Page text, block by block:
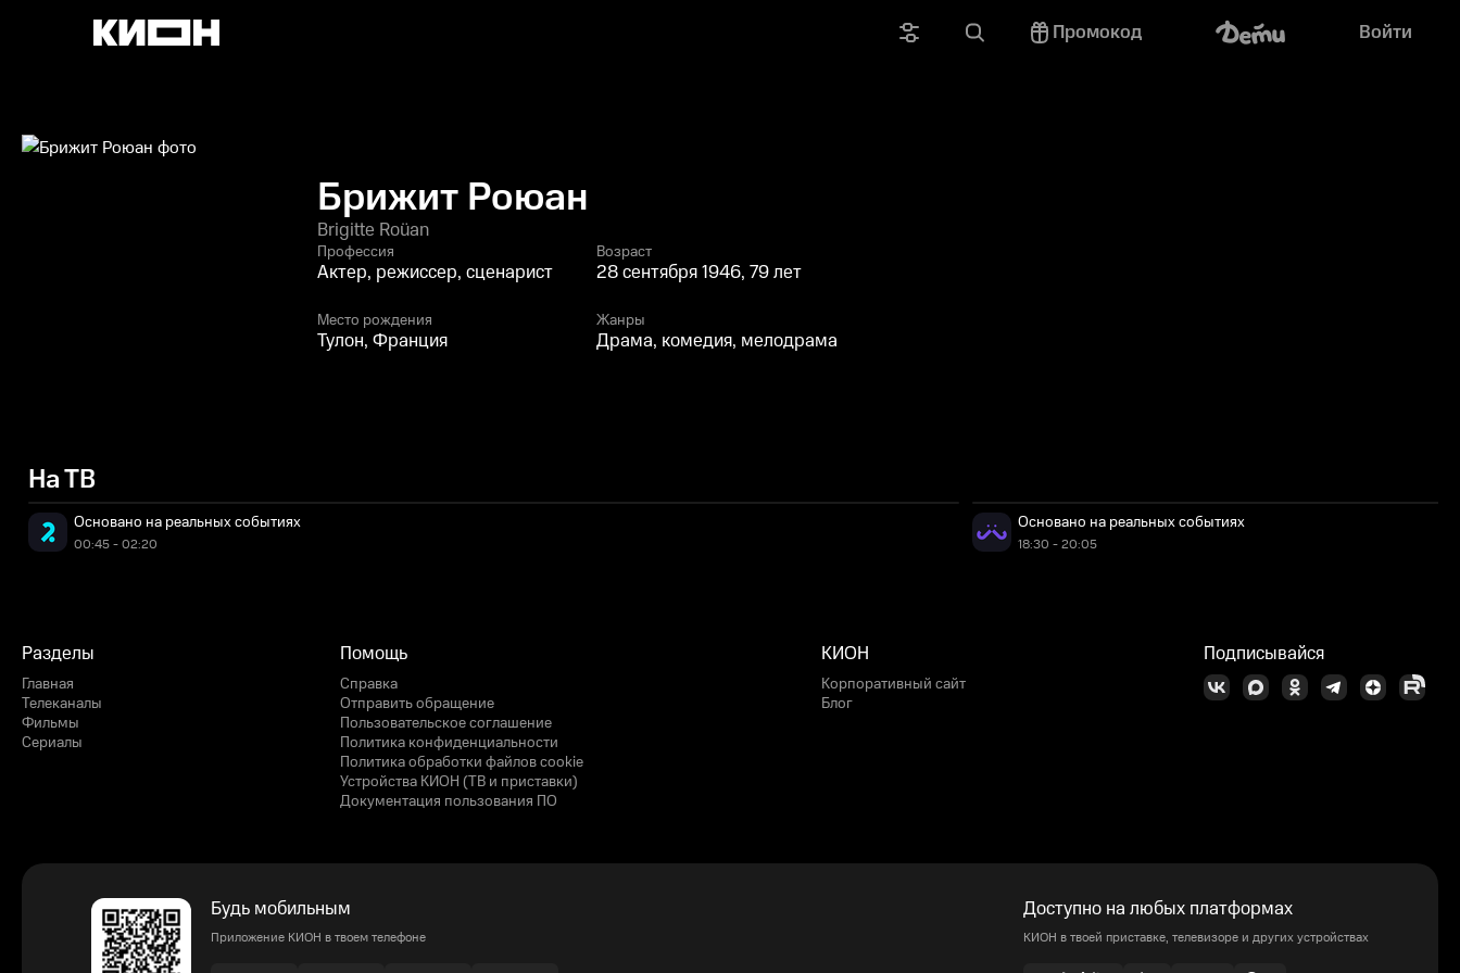
Промокод Войти
Брижит Роюан
Brigitte Roüan
Профессия
Актер, режиссер, сценарист
Возраст
28 сентября 1946, 79 лет
Место рождения
Тулон, Франция
Жанры
Драма, комедия, мелодрама
На ТВ
Основано на реальных событиях
00:45 - 02:20
Основано на реальных событиях
18:30 - 20:05
Разделы
Главная
Телеканалы
Фильмы
Сериалы
Помощь
Справка
Отправить обращение
Пользовательское соглашение
Политика конфиденциальности
Политика обработки файлов cookie
Устройства КИОН (ТВ и приставки)
Документация пользования ПО
КИОН
Корпоративный сайт
Блог
Подписывайся
Будь мобильным
Приложение КИОН в твоем телефоне
Доступно на любых платформах
КИОН в твоей приставке, телевизоре и других устройствах